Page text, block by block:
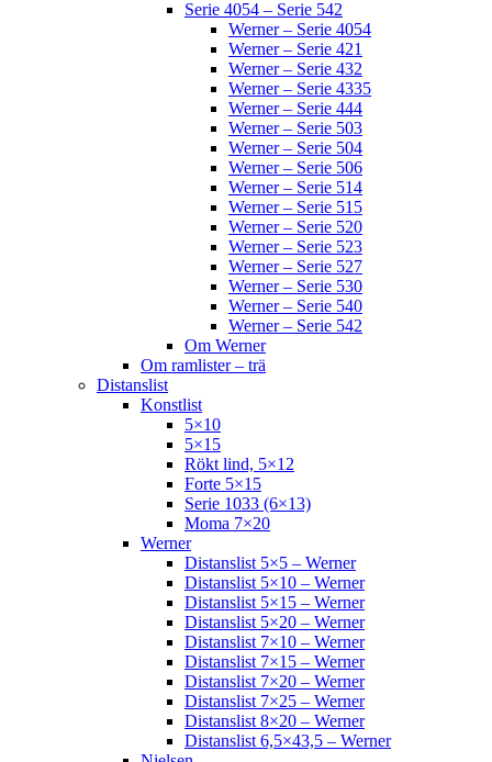
Serie 4054 – Serie 542
Werner – Serie 4054
Werner – Serie 421
Werner – Serie 432
Werner – Serie 4335
Werner – Serie 444
Werner – Serie 503
Werner – Serie 504
Werner – Serie 506
Werner – Serie 514
Werner – Serie 515
Werner – Serie 520
Werner – Serie 523
Werner – Serie 527
Werner – Serie 530
Werner – Serie 540
Werner – Serie 542
Om Werner
Om ramlister – trä
Distanslist
Konstlist
5×10
5×15
Rökt lind, 5×12
Forte 5×15
Serie 1033 (6×13)
Moma 7×20
Werner
Distanslist 5×5 – Werner
Distanslist 5×10 – Werner
Distanslist 5×15 – Werner
Distanslist 5×20 – Werner
Distanslist 7×10 – Werner
Distanslist 7×15 – Werner
Distanslist 7×20 – Werner
Distanslist 7×25 – Werner
Distanslist 8×20 – Werner
Distanslist 6,5×43,5 – Werner